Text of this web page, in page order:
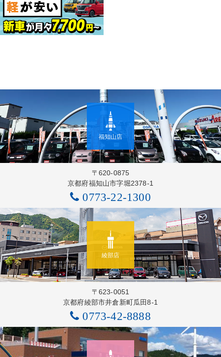
福知山店
〒620-0875
京都府福知山市字堀2378-1
0773-22-1300
綾部店
〒623-0051
京都府綾部市井倉新町瓜田8-1
0773-42-8888